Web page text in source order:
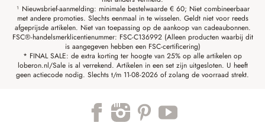
¹ Nieuwsbrief-aanmelding: minimale bestelwaarde € 60; Niet combineerbaar
met andere promoties. Slechts eenmaal in te wisselen. Geldt niet voor reeds
afgeprijsde artikelen. Niet van toepassing op de aankoop van cadeaubonnen.
FSC®-handelsmerklicentienummer: FSC-C136992 (Alleen producten waarbij dit
is aangegeven hebben een FSC-certificering)
* FINAL SALE: de extra korting ter hoogte van 25% op alle artikelen op
loberon.nl/Sale is al verrekend. Artikelen in een set zijn uitgesloten. U heeft
geen actiecode nodig. Slechts t/m 11-08-2026 of zolang de voorraad strekt.